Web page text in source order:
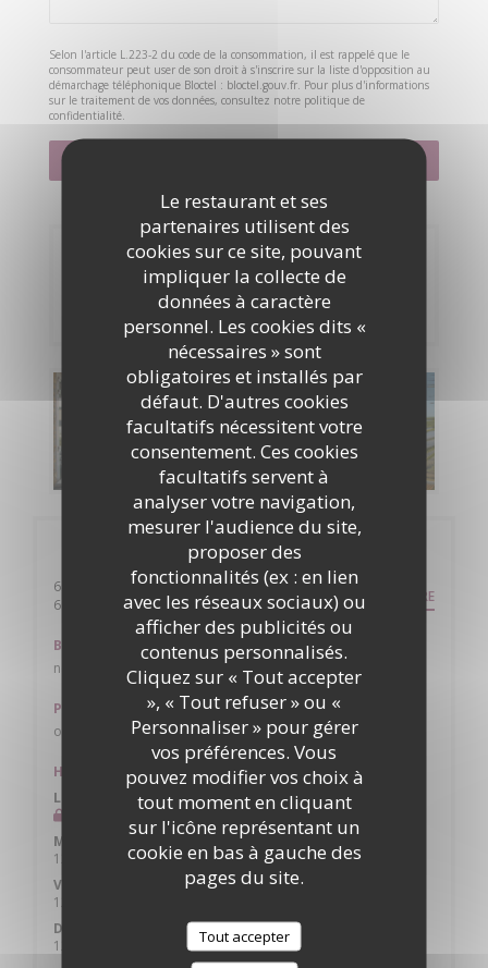
Le restaurant et ses
partenaires utilisent des
cookies sur ce site, pouvant
impliquer la collecte de
données à caractère
personnel. Les cookies dits «
nécessaires » sont
obligatoires et installés par
défaut. D'autres cookies
facultatifs nécessitent votre
consentement. Ces cookies
facultatifs servent à
analyser votre navigation,
mesurer l'audience du site,
proposer des
fonctionnalités (ex : en lien
avec les réseaux sociaux) ou
afficher des publicités ou
contenus personnalisés.
Cliquez sur « Tout accepter
», « Tout refuser » ou «
Personnaliser » pour gérer
vos préférences. Vous
pouvez modifier vos choix à
tout moment en cliquant
sur l'icône représentant un
cookie en bas à gauche des
pages du site.
Tout accepter
Selon l'article L.223-2 du code de la consommation, il est rappelé que le
consommateur peut user de son droit à s'inscrire sur la liste d'opposition au
démarchage téléphonique Bloctel : bloctel.gouv.fr. Pour plus d'informations
sur le traitement de vos données, consultez notre politique de
confidentialité.
Réservation
RÉSERVER
Cartes & Menus
DÉCOUVRIR NOTRE CARTE
Infos pratiques
64 petite rue du marché
69620 Oingt((ouvre une nouvelle fenêtre)) ITINÉRAIRE
Bus
non
Parking
oui plusieurs
Horaires
Lun
Mer
12h00 - 14h00 • 18h30 - 20h45
Ven
12h00 - 14h00
Dimanche
12h00 - 15h00